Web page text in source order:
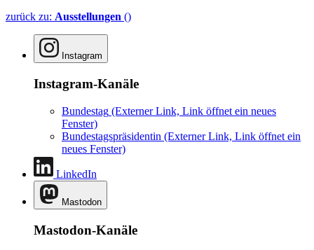
zurück zu: Ausstellungen ()
Instagram
Instagram-Kanäle
Bundestag (Externer Link, Link öffnet ein neues
Fenster)
Bundestagspräsidentin (Externer Link, Link öffnet ein
neues Fenster)
LinkedIn
Mastodon
Mastodon-Kanäle